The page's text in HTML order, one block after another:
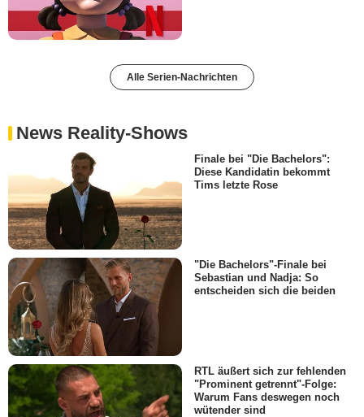
Alle Serien-Nachrichten
News Reality-Shows
Finale bei "Die Bachelors":
Diese Kandidatin bekommt
Tims letzte Rose
"Die Bachelors"-Finale bei
Sebastian und Nadja: So
entscheiden sich die beiden
RTL äußert sich zur fehlenden
"Prominent getrennt"-Folge:
Warum Fans deswegen noch
wütender sind